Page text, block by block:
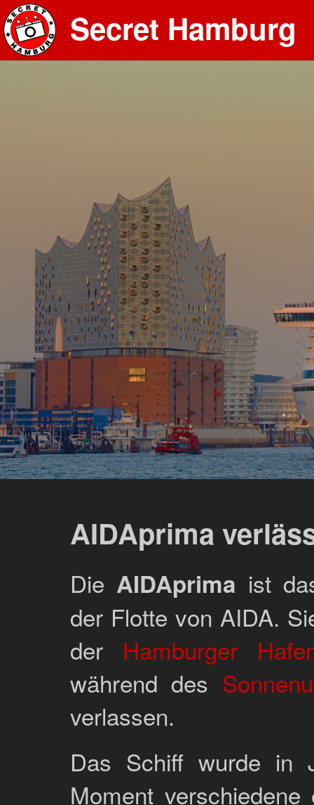
Secret Hamburg
AIDAprima
Die AIDAprima ist
der Flotte von AIDA.
der Hamburger
während des
verlassen.
Das Schiff wurde in
Moment